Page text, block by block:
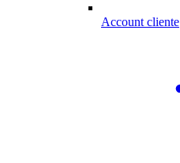
Account cliente